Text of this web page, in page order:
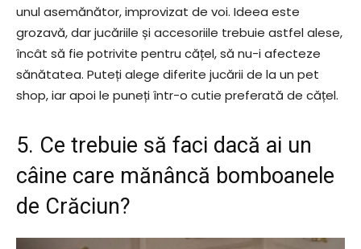
unul asemănător, improvizat de voi. Ideea este
grozavă, dar jucăriile și accesoriile trebuie astfel alese,
încât să fie potrivite pentru cățel, să nu-i afecteze
sănătatea. Puteți alege diferite jucării de la un pet
shop, iar apoi le puneți într-o cutie preferată de cățel.
5. Ce trebuie să faci dacă ai un
câine care mănâncă bomboanele
de Crăciun?